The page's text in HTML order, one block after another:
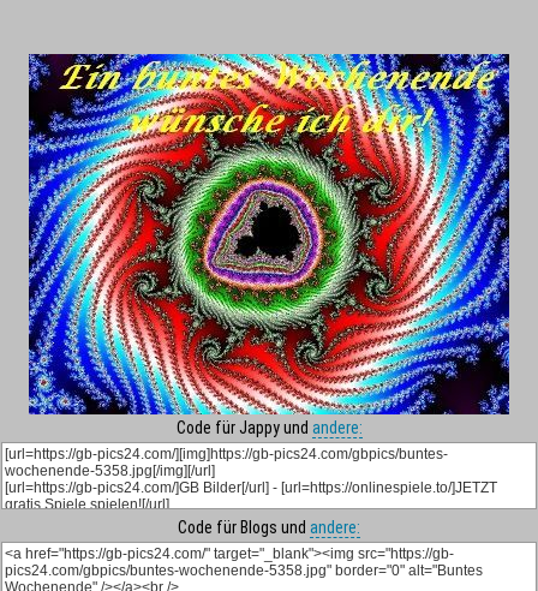
Code für Jappy und andere:
Code für Blogs und andere: